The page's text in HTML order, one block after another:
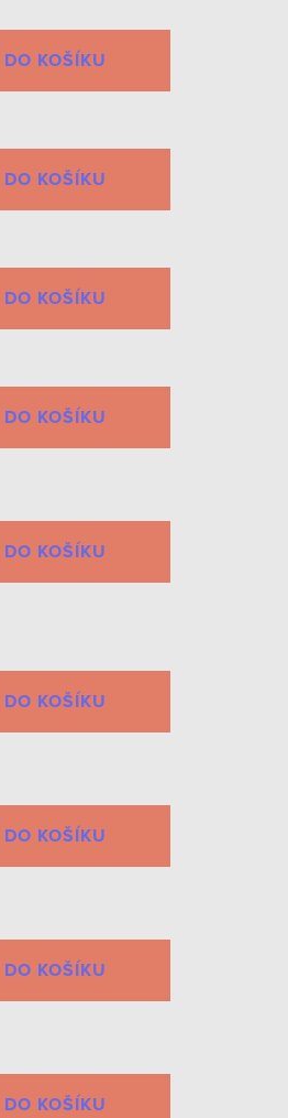
DO KOŠÍKU
DO KOŠÍKU
DO KOŠÍKU
DO KOŠÍKU
DO KOŠÍKU
DO KOŠÍKU
DO KOŠÍKU
DO KOŠÍKU
DO KOŠÍKU